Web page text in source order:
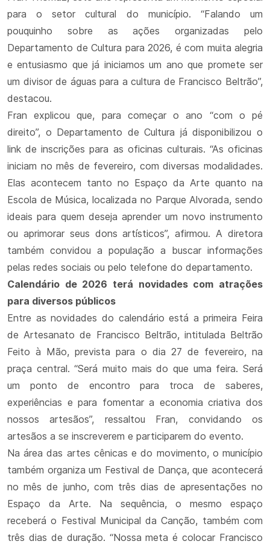
para o setor cultural do município. “Falando um
pouquinho sobre as ações organizadas pelo
Departamento de Cultura para 2026, é com muita alegria
e entusiasmo que já iniciamos um ano que promete ser
um divisor de águas para a cultura de Francisco Beltrão”,
destacou.
Fran explicou que, para começar o ano “com o pé
direito”, o Departamento de Cultura já disponibilizou o
link de inscrições para as oficinas culturais. “As oficinas
iniciam no mês de fevereiro, com diversas modalidades.
Elas acontecem tanto no Espaço da Arte quanto na
Escola de Música, localizada no Parque Alvorada, sendo
ideais para quem deseja aprender um novo instrumento
ou aprimorar seus dons artísticos”, afirmou. A diretora
também convidou a população a buscar informações
pelas redes sociais ou pelo telefone do departamento.
Calendário de 2026 terá novidades com atrações
para diversos públicos
Entre as novidades do calendário está a primeira Feira
de Artesanato de Francisco Beltrão, intitulada Beltrão
Feito à Mão, prevista para o dia 27 de fevereiro, na
praça central. “Será muito mais do que uma feira. Será
um ponto de encontro para troca de saberes,
experiências e para fomentar a economia criativa dos
nossos artesãos”, ressaltou Fran, convidando os
artesãos a se inscreverem e participarem do evento.
Na área das artes cênicas e do movimento, o município
também organiza um Festival de Dança, que acontecerá
no mês de junho, com três dias de apresentações no
Espaço da Arte. Na sequência, o mesmo espaço
receberá o Festival Municipal da Canção, também com
três dias de duração. “Nossa meta é colocar Francisco